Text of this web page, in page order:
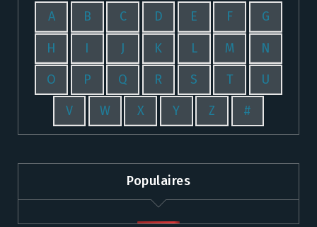
A B C D E F G
H I J K L M N
O P Q R S T U
V W X Y Z #
Populaires